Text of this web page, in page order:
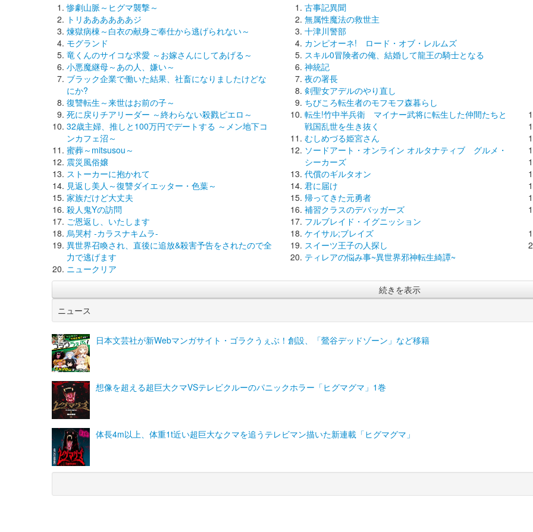
惨劇山脈～ヒグマ襲撃～
トリああああああジ
煉獄病棟～白衣の献身ご奉仕から逃げられない～
モグランド
竜くんのサイコな求愛 ～お嫁さんにしてあげる～
小悪魔継母～あの人、嫌い～
ブラック企業で働いた結果、社畜になりましたけどな
にか?
復讐転生～来世はお前の子～
死に戻りチアリーダー ～終わらない殺戮ピエロ～
32歳主婦、推しと100万円でデートする ～メン地下コ
ンカフェ沼～
蜜葬～mitsusou～
震災風俗嬢
ストーカーに抱かれて
見返し美人～復讐ダイエッター・色葉～
家族だけど大丈夫
殺人鬼Yの訪問
ご恩返し、いたします
烏哭村 -カラスナキムラ-
異世界召喚され、直後に追放&殺害予告をされたので全
力で逃げます
ニュークリア
古事記異聞
無属性魔法の救世主
十津川警部
カンピオーネ! ロード・オブ・レルムズ
スキル0冒険者の俺、結婚して龍王の騎士となる
神統記
夜の署長
剣聖女アデルのやり直し
ちびころ転生者のモフモフ森暮らし
転生!竹中半兵衛 マイナー武将に転生した仲間たちと
戦国乱世を生き抜く
むしめづる姫宮さん
ソードアート・オンライン オルタナティブ グルメ・
シーカーズ
代償のギルタオン
君に届け
帰ってきた元勇者
補習クラスのデバッガーズ
フルブレイド・イグニッション
ケイサル;ブレイズ
スイーツ王子の人探し
ティレアの悩み事~異世界邪神転生綺譚~
続きを表示
ニュース
日本文芸社が新Webマンガサイト・ゴラクうぇぶ！創設、「鶯谷デッドゾーン」など移籍
想像を超える超巨大クマVSテレビクルーのパニックホラー「ヒグマグマ」1巻
体長4m以上、体重1t近い超巨大なクマを追うテレビマン描いた新連載「ヒグマグマ」